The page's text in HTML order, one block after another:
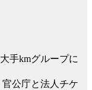
手kmグループに
公庁と法人チケ